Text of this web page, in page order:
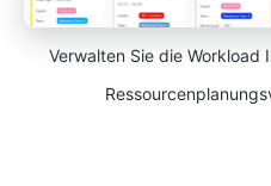
Verwalten Sie die Workload